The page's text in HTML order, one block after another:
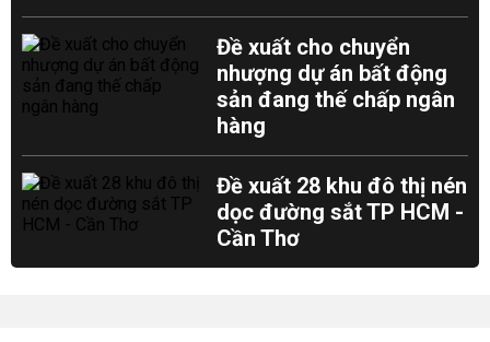
Đề xuất cho chuyển
nhượng dự án bất động
sản đang thế chấp ngân
hàng
Đề xuất 28 khu đô thị nén
dọc đường sắt TP HCM -
Cần Thơ